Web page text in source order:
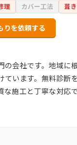
理 カバー工法 葺
りを依頼する
会社です。地域に
います。無料診断
施工と丁寧な対応